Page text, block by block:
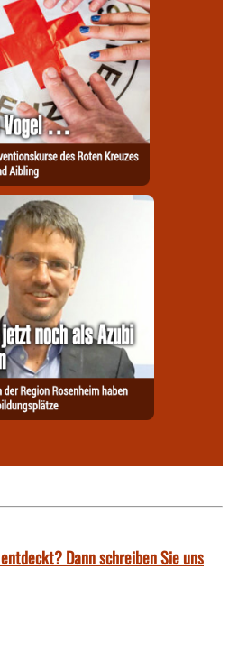
Dann schreiben Sie uns